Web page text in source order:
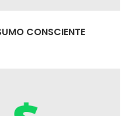
CONSCIENTE